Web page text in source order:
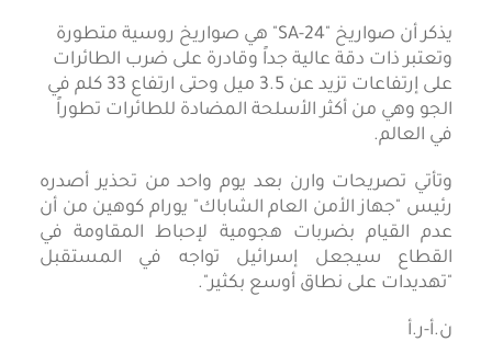
يذكر أن صواريخ "SA-24" هي صواريخ روسية متطورة
وتعتبر ذات دقة عالية جداً وقادرة على ضرب الطائرات
على إرتفاعات تزيد عن 3.5 ميل وحتى ارتفاع 33 كلم في
الجو وهي من أكثر الأسلحة المضادة للطائرات تطوراً
في العالم.
وتأتي تصريحات وارن بعد يوم واحد من تحذير أصدره
رئيس "جهاز الأمن العام الشاباك" يورام كوهين من أن
عدم القيام بضربات هجومية لإحباط المقاومة في
القطاع سيجعل إسرائيل تواجه في المستقبل
"تهديدات على نطاق أوسع بكثير".
ن.أ-ر.أ